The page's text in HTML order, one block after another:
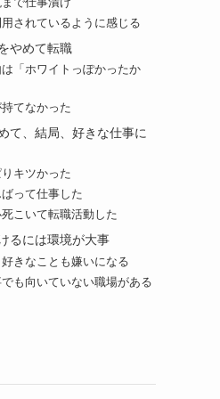
されているように感じる
やめて転職
「ホワイトっぽかったか
てなかった
て、結局、好きな仕事に
キツかった
って仕事した
こいて転職活動した
るには環境が大事
きなことも嫌いになる
も向いていない職場がある